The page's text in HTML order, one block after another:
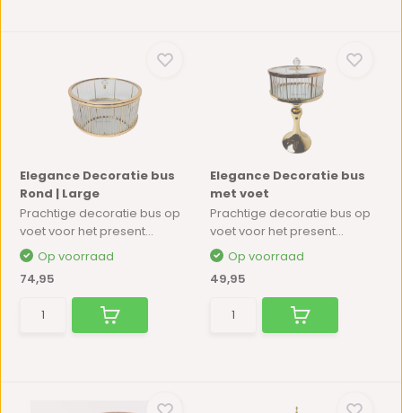
Elegance Decoratie bus
Rond | Large
Prachtige decoratie bus op
voet voor het present...
Op voorraad
74,95
Elegance Decoratie bus
met voet
Prachtige decoratie bus op
voet voor het present...
Op voorraad
49,95